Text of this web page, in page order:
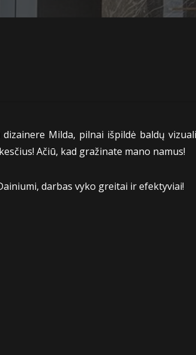
Milda, pilnai išpildė baldų
Ačiū, kad gražinate mano namus!
darbas vyko greitai ir efektyviai!